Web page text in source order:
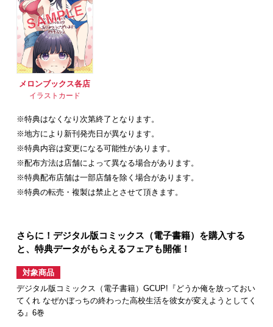
メロンブックス各店
イラストカード
※特典はなくなり次第終了となります。
※地方により新刊発売日が異なります。
※特典内容は変更になる可能性があります。
※配布方法は店舗によって異なる場合があります。
※特典配布店舗は一部店舗を除く場合があります。
※特典の転売・複製は禁止とさせて頂きます。
さらに！デジタル版コミックス（電子書籍）を購入する
と、特典データがもらえるフェアも開催！
対象商品
デジタル版コミックス（電子書籍）GCUP!『どうか俺を放っておい
てくれ なぜかぼっちの終わった高校生活を彼女が変えようとしてく
る』6巻